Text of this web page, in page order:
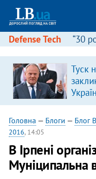
Defense Tech “30
Туск
Головна — Блоги — Блог
2016, 14:05
В Ірпені
Муніципальна